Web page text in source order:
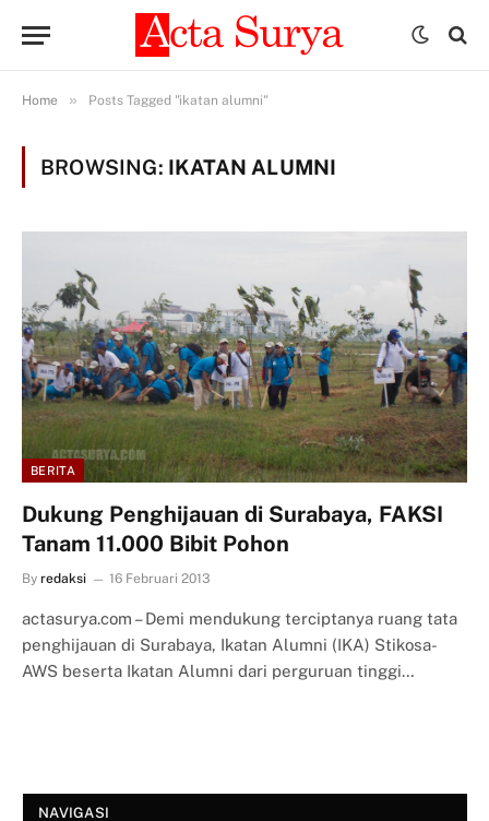
Home » Posts Tagged "ikatan alumni"
BROWSING: IKATAN ALUMNI
BERITA
Dukung Penghijauan di Surabaya, FAKSI
Tanam 11.000 Bibit Pohon
By redaksi 16 Februari 2013
actasurya.com – Demi mendukung terciptanya ruang tata
penghijauan di Surabaya, Ikatan Alumni (IKA) Stikosa-
AWS beserta Ikatan Alumni dari perguruan tinggi…
NAVIGASI